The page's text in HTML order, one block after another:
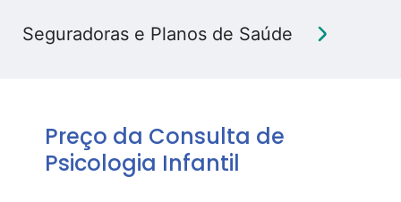
Seguradoras e Planos de Saúde
Preço da Consulta de
Psicologia Infantil